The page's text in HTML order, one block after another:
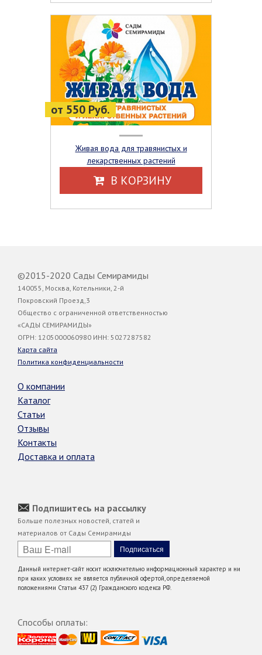
от 550 Руб.
Живая вода для травянистых и
лекарственных растений
В КОРЗИНУ
©2015-2020 Сады Семирамиды
140055, Москва, Котельники, 2-й
Покровский Проезд,3
Общество с ограниченной ответственностью
«САДЫ СЕМИРАМИДЫ»
ОГРН: 1205000060980 ИНН: 5027287582
Карта сайта
Политика конфиденциальности
О компании
Каталог
Статьи
Отзывы
Контакты
Доставка и оплата
Подпишитесь на рассылку
Больше полезных новостей, статей и
материалов от Сады Семирамиды
Данный интернет-сайт носит исключительно информационный характер и ни
при каких условиях не является публичной офертой, определяемой
положениями Статьи 437 (2) Гражданского кодекса РФ.
Способы оплаты: